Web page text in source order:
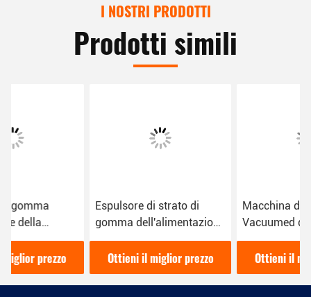
I NOSTRI PRODOTTI
Prodotti simili
Espulsore di strato di
gomma dell'alimentazione
di raffreddore, vite di
gomma dell'acciaio
legato della macchina del
granulatore
Ottieni il miglior prezzo
Macchina di gomma
Vacuumed dell'espulsore
dell'alimentazione fredda
per Windows e la
sigillatura delle porte
Ottieni il miglior prezzo